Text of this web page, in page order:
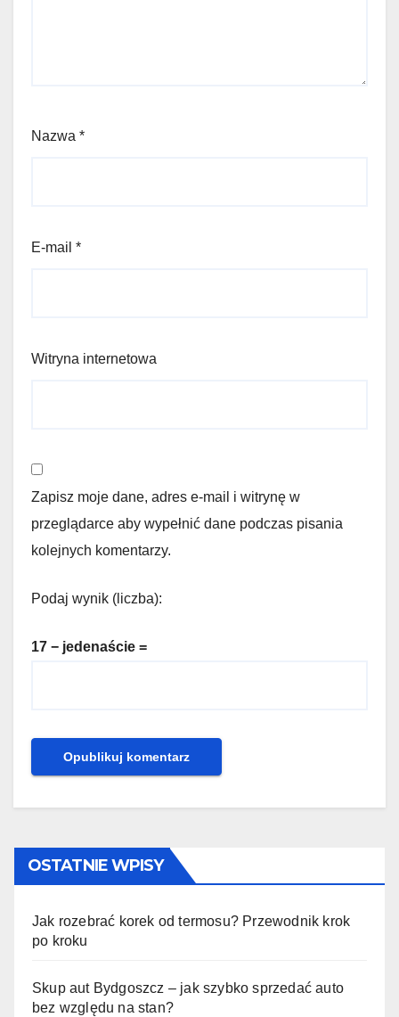
Nazwa *
E-mail *
Witryna internetowa
Zapisz moje dane, adres e-mail i witrynę w
przeglądarce aby wypełnić dane podczas pisania
kolejnych komentarzy.
Podaj wynik (liczba):
17 − jedenaście =
OSTATNIE WPISY
Jak rozebrać korek od termosu? Przewodnik krok
po kroku
Skup aut Bydgoszcz – jak szybko sprzedać auto
bez względu na stan?